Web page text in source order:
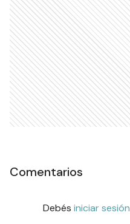
Comentarios
Debés iniciar sesión